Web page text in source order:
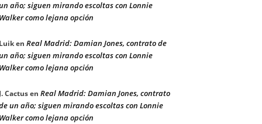
año; siguen mirando escoltas con Lonnie
Walker como lejana opción
Luiken Real Madrid: Damian Jones, contrato de
año; siguen mirando escoltas con Lonnie
Walker como lejana opción
J. Cactusen Real Madrid: Damian Jones, contrato
un año; siguen mirando escoltas con Lonnie
Walker como lejana opción